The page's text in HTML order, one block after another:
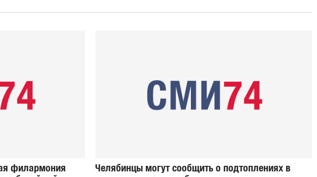
филармония
Челябинцы могут сообщить о подтоплениях в